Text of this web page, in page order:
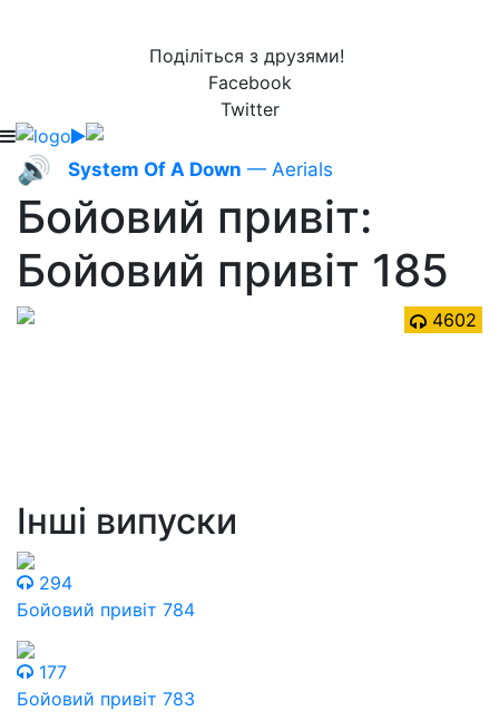
Поділіться з друзями!
Facebook
Twitter
🔊 System Of A Down — Aerials
Бойовий привіт:
Бойовий привіт 185
4602
Інші випуски
294
Бойовий привіт 784
177
Бойовий привіт 783